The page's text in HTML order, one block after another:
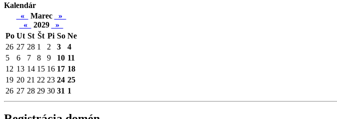
Kalendár
«
Marec
»
«
2029
»
Po Ut St Št Pi So Ne
26 27 28 1 2 3
4
5
6 7 8 9 10 11
12 13 14 15 16 17 18
19 20 21 22 23 24 25
26 27 28 29 30 31 1